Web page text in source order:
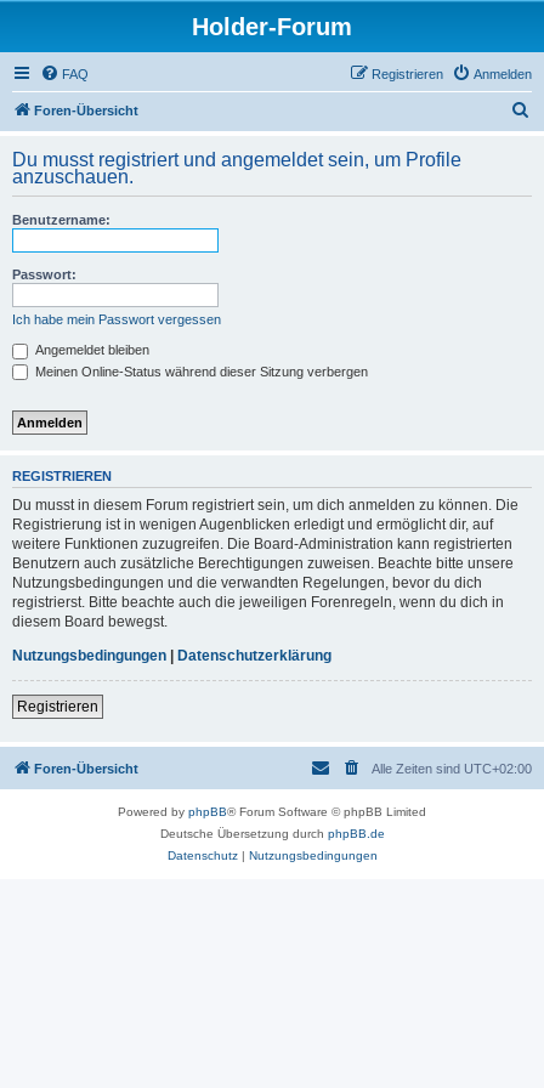
Holder-Forum
FAQ Anmelden
Registrieren
Foren-Übersicht
h
Du musst registriert und angemeldet sein, um Profile
anzuschauen.
Benutzername:
Passwort:
Ich habe mein Passwort vergessen
Angemeldet bleiben
Meinen Online-Status während dieser Sitzung verbergen
REGISTRIEREN
Du musst in diesem Forum registriert sein, um dich anmelden zu können. Die
Registrierung ist in wenigen Augenblicken erledigt und ermöglicht dir, auf
weitere Funktionen zuzugreifen. Die Board-Administration kann registrierten
Benutzern auch zusätzliche Berechtigungen zuweisen. Beachte bitte unsere
Nutzungsbedingungen und die verwandten Regelungen, bevor du dich
registrierst. Bitte beachte auch die jeweiligen Forenregeln, wenn du dich in
diesem Board bewegst.
Nutzungsbedingungen | Datenschutzerklärung
Registrieren
Foren-Übersicht Alle Zeiten sind UTC+02:00
Powered by phpBB® Forum Software © phpBB Limited
Deutsche Übersetzung durch phpBB.de
Datenschutz| Nutzungsbedingungen